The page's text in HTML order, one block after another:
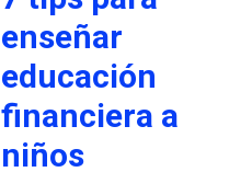
enseñar
educación
financiera a
niños